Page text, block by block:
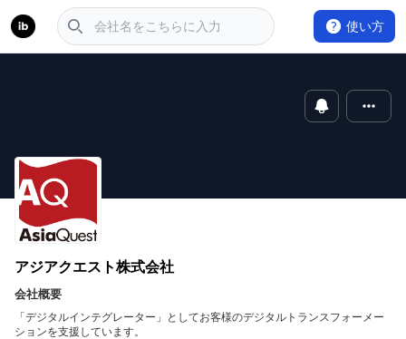
使い方
アジアクエスト株式会社
会社概要
「デジタルインテグレーター」としてお客様のデジタルトランスフォーメー
ションを支援しています。